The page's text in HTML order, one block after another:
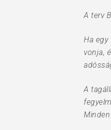
A terv
Ha egy
vonja,
A